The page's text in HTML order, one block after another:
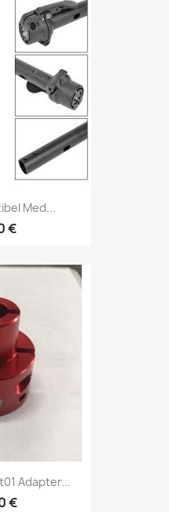
Med...
€
Adapter...
€